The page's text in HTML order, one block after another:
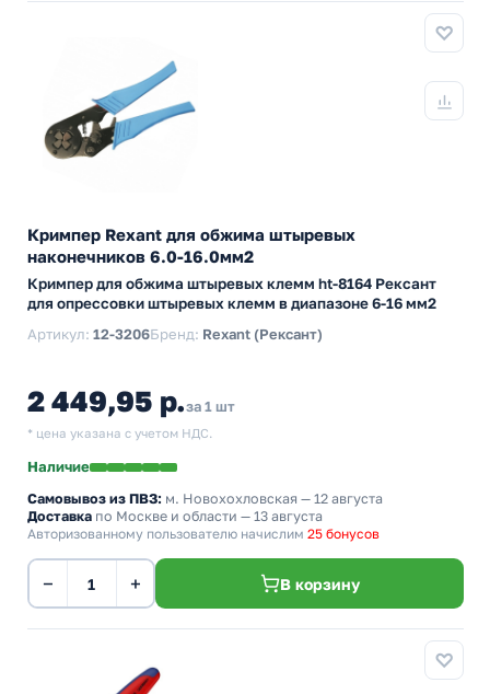
Кримпер Rexant для обжима штыревых
наконечников 6.0-16.0мм2
Кримпер для обжима штыревых клемм ht-8164 Рексант
для опрессовки штыревых клемм в диапазоне 6-16 мм2
Артикул: 12-3206Бренд: Rexant (Рексант)
2 449,95 р.за 1 шт
* цена указана с учетом НДС.
Наличие
Самовывоз из ПВЗ: м. Новохохловская — 12 августа
Доставка по Москве и области — 13 августа
Авторизованному пользователю начислим 25 бонусов
− + В корзину